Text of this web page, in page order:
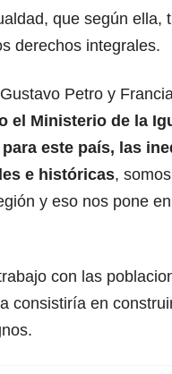
que según ella,
derechos integrales.
Petro y
el Ministerio de la
este país, las
e históricas,
y eso nos pone
con las
consistiría en